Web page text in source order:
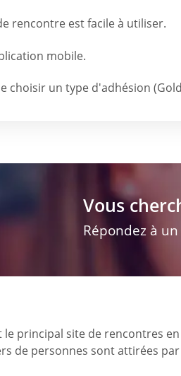
rencontre est facile à utiliser.
mobile.
choisir un type d'adhésion
Vous
Répondez à
le principal site de rencontres
de personnes sont attirées